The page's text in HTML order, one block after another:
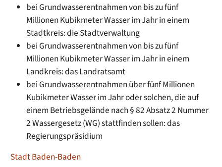
bei Grundwasserentnahmen von bis zu fünf
Millionen Kubikmeter Wasser im Jahr in einem
Stadtkreis: die Stadtverwaltung
bei Grundwasserentnahmen von bis zu fünf
Millionen Kubikmeter Wasser im Jahr in einem
Landkreis: das Landratsamt
bei Grundwasserentnahmen über fünf Millionen
Kubikmeter Wasser im Jahr oder solchen, die auf
einem Betriebsgelände nach § 82 Absatz 2 Nummer
2 Wassergesetz (WG) stattfinden sollen: das
Regierungspräsidium
Stadt Baden-Baden